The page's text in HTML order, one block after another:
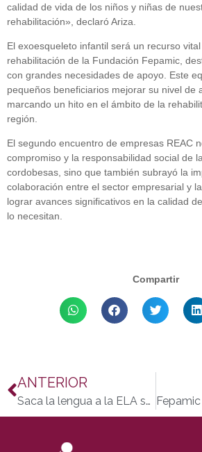
calidad de vida de los niños y niñas de
rehabilitación», declaró Ariza.
El exoesqueleto infantil será un recurso
rehabilitación de la Fundación Fepamic,
con grandes necesidades de apoyo. Este
pequeños beneficiarios mejorar su nivel de
marcando un hito en el ámbito de la
región.
El segundo encuentro de empresas REAC
compromiso y la responsabilidad social de
cordobesas, sino que también subrayó la
colaboración entre el sector empresarial y
lograr avances significativos en la calidad
lo necesitan.
Compartir
ANTERIOR
Saca la lengua a la ELA se une a Fepamic para fortalecer la defensa de los derechos de las personas con discapacidad